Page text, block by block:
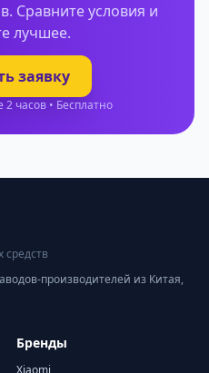
Сравните условия и
лучшее.
заявку
часов • Бесплатно
средств
производителей из Китая,
Бренды
Xiaomi